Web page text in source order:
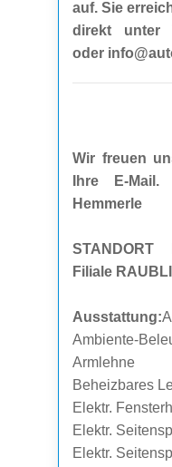
auf. Sie
direkt unter
oder
Wir freuen
Ihre E-
Hemmerle
Filiale
Ausstattung:
Ambiente-
Armlehne
Beheizbares
Elektr.
Elektr.
Elektr.